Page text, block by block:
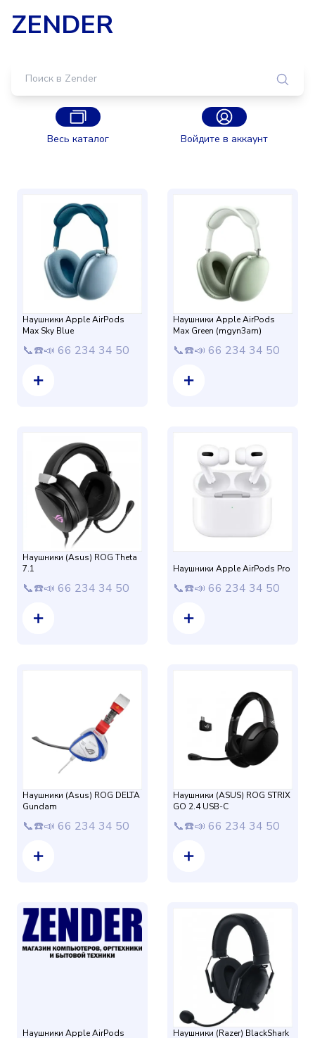
ZENDER
Весь каталог Войдите в аккаунт
Наушники Apple AirPods
Max Sky Blue
📞☎️📣 66 234 34 50
Наушники Apple AirPods
Max Green (mgyn3am)
📞☎️📣 66 234 34 50
Наушники (Asus) ROG Theta
7.1
📞☎️📣 66 234 34 50
Наушники Apple AirPods Pro
📞☎️📣 66 234 34 50
Наушники (Asus) ROG DELTA
Gundam
📞☎️📣 66 234 34 50
Наушники (ASUS) ROG STRIX
GO 2.4 USB-C
📞☎️📣 66 234 34 50
Наушники Apple AirPods
Наушники (Razer) BlackShark